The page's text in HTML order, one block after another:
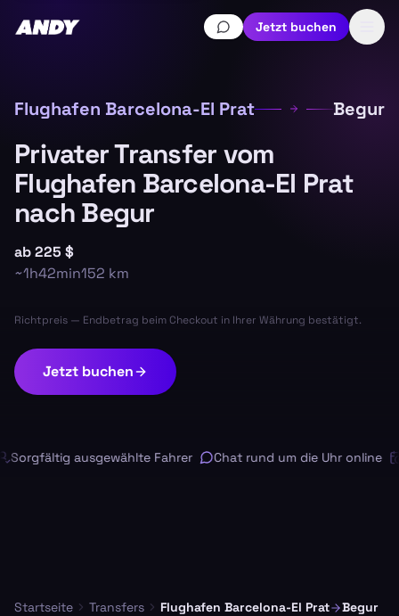
Jetzt buchen
Flughafen Barcelona-El Prat Begur
Privater Transfer vom
Flughafen Barcelona-El Prat
nach Begur
ab225 $
~1h42min152 km
Richtpreis — Endbetrag beim Checkout in Ihrer Währung bestätigt.
Jetzt buchen
ausgewählte Fahrer Chat rund um die Uhr online
Startseite Transfers Flughafen Barcelona-El Prat Begur